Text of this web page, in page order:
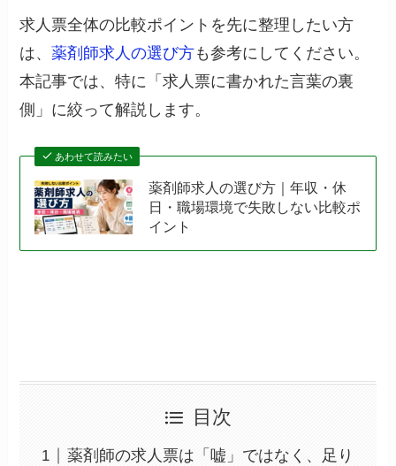
求人票全体の比較ポイントを先に整理したい方
は、薬剤師求人の選び方も参考にしてください。
本記事では、特に「求人票に書かれた言葉の裏
側」に絞って解説します。
あわせて読みたい
薬剤師求人の選び方｜年収・休
日・職場環境で失敗しない比較ポ
イント
目次
薬剤師の求人票は「嘘」ではなく、足り